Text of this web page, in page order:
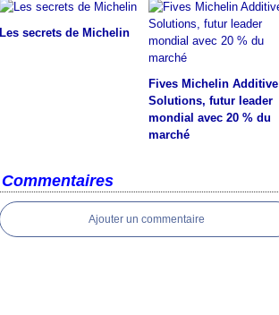
Les secrets de Michelin
Fives Michelin Additive
Solutions, futur leader
mondial avec 20 % du
marché
Commentaires
Ajouter un commentaire